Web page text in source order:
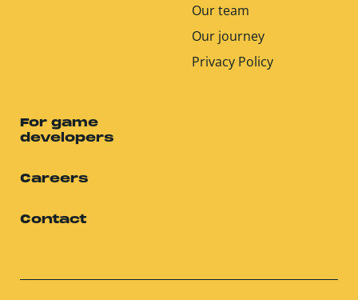
Our team
Our journey
Privacy Policy
For game
developers
Careers
Contact